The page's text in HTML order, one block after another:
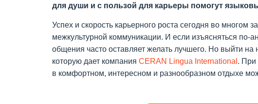
для души и с пользой для карьеры помогут
Успех и скорость карьерного роста сегодня во многом
межкультурной коммуникации. И если изъясняться по-
общения часто оставляет желать лучшего. Но выйти
которую дает компания CERAN Lingua International . При
в комфортном, интересном и разнообразном отдыхе